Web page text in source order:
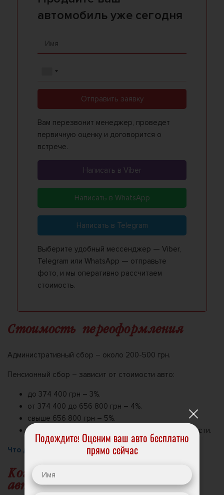
автомобиль уже сегодня
Отправить заявку
Вам перезвонит менеджер, проведет
первичную оценку и договорится о
встрече.
Написать в Viber
Написать в WhatsApp
Написать в Telegram
Выберите удобный мессенджер — Viber,
Telegram или WhatsApp — отправьте
фото, и мы оперативно рассчитаем
стоимость.
Стоимость переоформления
Административный сбор – около 200-500 грн.
Пенсионный сбор – зависит от стоимости авто:
до 374 400 грн – 3%.
от 374 400 до 656 800 грн – 4%.
свыше 656 800 грн – 5%.
Военный сбор (если требуется) – 1,5% от стоимости.
Что делать с украинскими машинами в Германии?
Когда нельзя переоформить
авто через «Дію»?
Подождите! Оценим ваш авто бесплатно
прямо сейчас